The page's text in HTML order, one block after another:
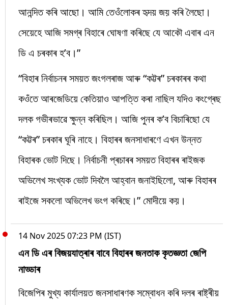
আনন্দিত কৰি আছো। আমি তেওঁলোকৰ হৃদয় জয় কৰি লৈছো।
সেয়েহে আজি সমগ্ৰ বিহাৰে ঘোষণা কৰিছে যে আকৌ এবাৰ এন
ডি এ চৰকাৰ হ’ব।”
“বিহাৰ নিৰ্বাচনৰ সময়ত জংগলৰাজ আৰু “কট্টৰ” চৰকাৰৰ কথা
কওঁতে আৰজেডিয়ে কেতিয়াও আপত্তি কৰা নাছিল যদিও কংগ্ৰেছ
দলক গভীৰভাৱে ক্ষুন্ন কৰিছিল। আজি পুনৰ ক’ব বিচাৰিছো যে
“কট্টৰ” চৰকাৰ ঘূৰি নাহে। বিহাৰৰ জনসাধাৰণে এখন উন্নত
বিহাৰক ভোট দিছে। নিৰ্বাচনী প্ৰচাৰৰ সময়ত বিহাৰৰ ৰাইজক
অভিলেখ সংখ্যক ভোট দিবলৈ আহ্বান জনাইছিলো, আৰু বিহাৰৰ
ৰাইজে সকলো অভিলেখ ভংগ কৰিছে।” মোদীয়ে কয়।
14 Nov 2025 07:23 PM (IST)
এন ডি এৰ বিজয়যাত্ৰাৰ বাবে বিহাৰৰ জনতাক কৃতজ্ঞতা জেপি
নাড্ডাৰ
বিজেপিৰ মুখ্য কাৰ্যালয়ত জনসাধাৰণক সম্বোধন কৰি দলৰ ৰাষ্ট্ৰীয়